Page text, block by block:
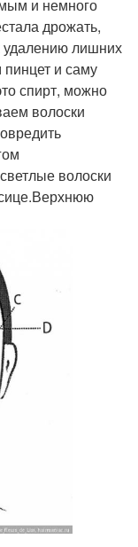
и немного
дрожать,
удалению лишних
и саму
спирт, можно
волоски
волоски